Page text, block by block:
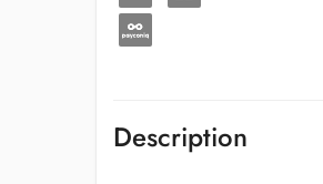
Description